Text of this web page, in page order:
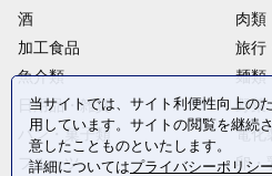
酒
肉類
加工食品
旅行
魚介類
麺類
日用品・雑貨
野菜
パン・菓子類
電化
フルーツ
卵・
当サイトでは、サイト利便性向上の
用しています。サイトの閲覧を継続
意したことものといたします。
詳細についてはプライバシーポリシー